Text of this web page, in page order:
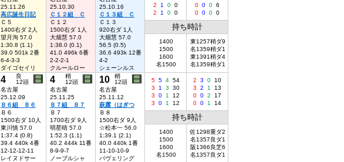
25.11.26
高広誕生日記
Ｃ５
1400右ダ 2人
望月洵 57.0
1:30.8 (1.1)
39.0 501k 2番
6-4-3-3
ダイゴセイリ
25.10.30
Ｃ１２組 Ｃ
Ｃ１２
1500右ダ 1人
大畑慧 57.0
1:38.0 (0.1)
41.0 496k 6番
2-2-2-1
クルールロー
25.10.16
Ｃ１３組 Ｃ
Ｃ１３
920右ダ 1人
大畑慧 57.0
56.5 (0.5)
36.6 493k 12番
4-2
シェーンルス
2
1 0 0
2
1 0 0
0 0 0 6
0 0 0 0
持ち時計
1400
1500
1600
名1500
東1257稍ダ9
名1359稍ダ1
東1391稍ダ4
名1359稍ダ1
4
良
12頭
名古屋
25.12.09
Ｂ６組 Ｂ６
Ｂ６
1500右ダ 10人
東川慎 57.0
1:37.4 (0.8)
39.4 440k 4番
12-12-12-11
レイヌドサー
4
稍
12頭
名古屋
25.11.25
Ｂ７組 Ｂ７
Ｂ７
1700右ダ 9人
明星晴 57.0
1:52.3 (1.1)
40.2 444k 11番
8-9-9-7
ノーブルシャ
10
稍
12頭
名古屋
25.11.12
萩露（はぎつ
Ｂ８
1500右ダ 9人
☆松本一 56.0
1:39.1 (2.1)
40.0 440k 1番
11-10-10-9
パヴェリング
5 5 4 54
3
1 3
30
3
0 1
12
3
0 1 12
2 3 0
10
3
2 1
13
0 0 2
17
0 0 1 14
持ち時計
1400
1500
1600
名1500
佐1298重ダ2
名1357良ダ1
阪1366良芝6
名1357良ダ1